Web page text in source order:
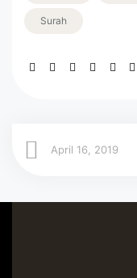
Surah
April 16, 2019